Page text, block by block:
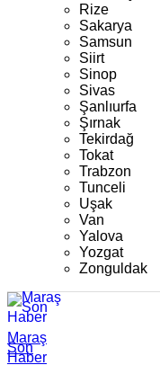
Rize
Sakarya
Samsun
Siirt
Sinop
Sivas
Şanlıurfa
Şırnak
Tekirdağ
Tokat
Trabzon
Tunceli
Uşak
Van
Yalova
Yozgat
Zonguldak
Maraş
Son
Haber